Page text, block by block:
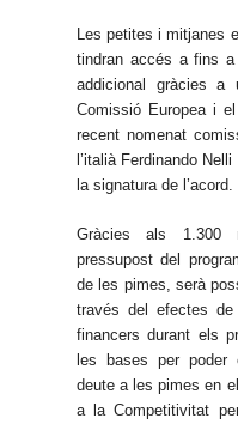
Les petites i mitjanes
tindran accés a fins
addicional gràcies
Comissió Europea i
recent nomenat
l’italià Ferdinando
la signatura de l’acord.
Gràcies als 1.300
pressupost del
de les pimes, serà
través del efectes de
financers durant els
les bases per poder
deute a les pimes en
a la Competitivitat